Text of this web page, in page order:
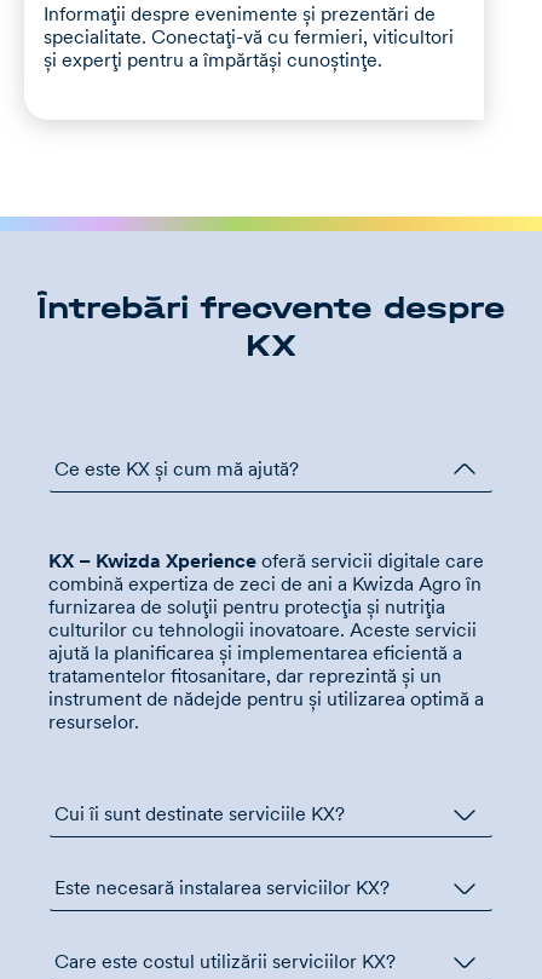
Informații despre evenimente și prezentări de
specialitate. Conectați-vă cu fermieri, viticultori
și experți pentru a împărtăși cunoștințe.
Întrebări frecvente despre
KX
Ce este KX și cum mă ajută?
KX – Kwizda Xperience oferă servicii digitale care
combină expertiza de zeci de ani a Kwizda Agro în
furnizarea de soluții pentru protecția și nutriția
culturilor cu tehnologii inovatoare. Aceste servicii
ajută la planificarea și implementarea eficientă a
tratamentelor fitosanitare, dar reprezintă și un
instrument de nădejde pentru și utilizarea optimă a
resurselor.
Cui îi sunt destinate serviciile KX?
Este necesară instalarea serviciilor KX?
Care este costul utilizării serviciilor KX?